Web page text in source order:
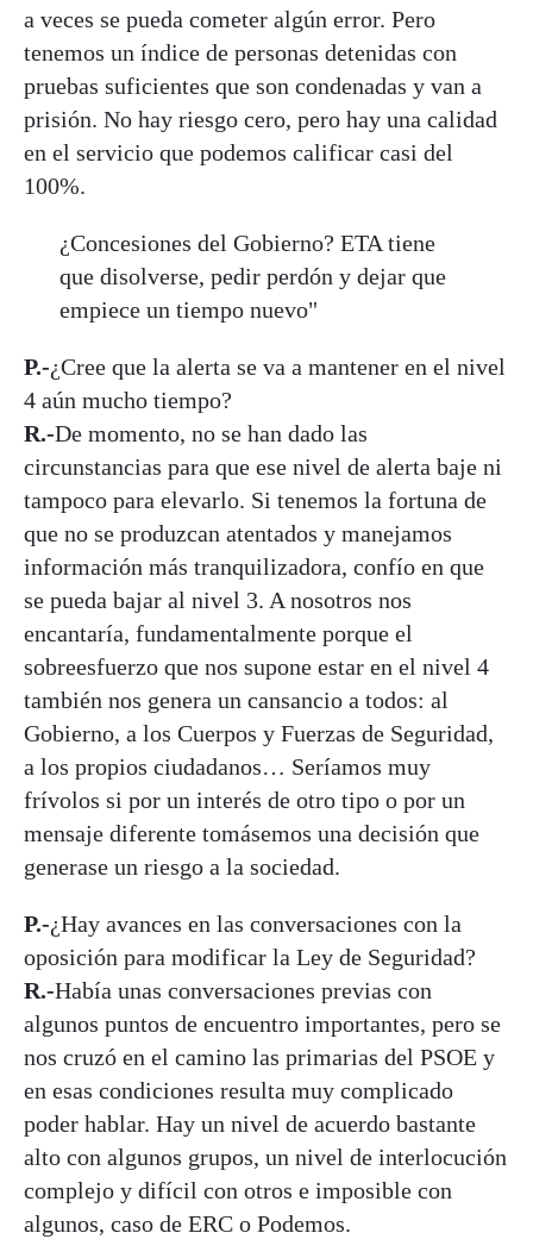
a veces se pueda cometer algún error. Pero
tenemos un índice de personas detenidas con
pruebas suficientes que son condenadas y van a
prisión. No hay riesgo cero, pero hay una calidad
en el servicio que podemos calificar casi del
100%.
¿Concesiones del Gobierno? ETA tiene
que disolverse, pedir perdón y dejar que
empiece un tiempo nuevo"
P.-¿Cree que la alerta se va a mantener en el nivel
4 aún mucho tiempo?
R.-De momento, no se han dado las
circunstancias para que ese nivel de alerta baje ni
tampoco para elevarlo. Si tenemos la fortuna de
que no se produzcan atentados y manejamos
información más tranquilizadora, confío en que
se pueda bajar al nivel 3. A nosotros nos
encantaría, fundamentalmente porque el
sobreesfuerzo que nos supone estar en el nivel 4
también nos genera un cansancio a todos: al
Gobierno, a los Cuerpos y Fuerzas de Seguridad,
a los propios ciudadanos… Seríamos muy
frívolos si por un interés de otro tipo o por un
mensaje diferente tomásemos una decisión que
generase un riesgo a la sociedad.
P.-¿Hay avances en las conversaciones con la
oposición para modificar la Ley de Seguridad?
R.-Había unas conversaciones previas con
algunos puntos de encuentro importantes, pero se
nos cruzó en el camino las primarias del PSOE y
en esas condiciones resulta muy complicado
poder hablar. Hay un nivel de acuerdo bastante
alto con algunos grupos, un nivel de interlocución
complejo y difícil con otros e imposible con
algunos, caso de ERC o Podemos.